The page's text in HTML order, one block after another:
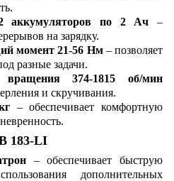
аккумуляторов по 2 Ач –
на зарядку.
момент 21-56 Нм– позволяет
разные задачи.
вращения 374-1815 об/мин
и скручивания.
– обеспечивает комфортную
183-LI
– обеспечивает быструю
дополнительных